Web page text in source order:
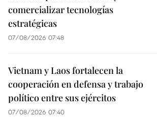
comercializar tecnologías
estratégicas
07/08/2026 07:48
Vietnam y Laos fortalecen la
cooperación en defensa y trabajo
político entre sus ejércitos
07/08/2026 07:40